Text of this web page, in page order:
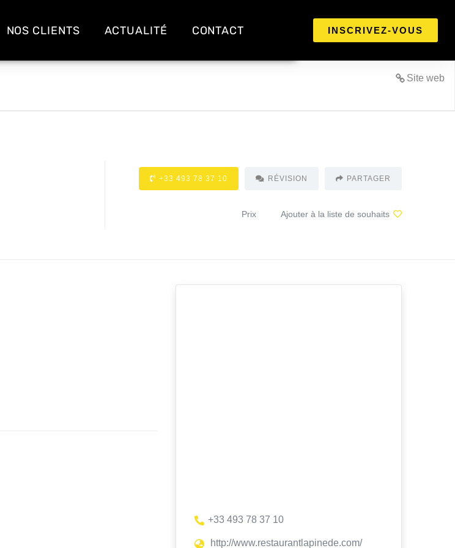
NOS CLIENTS ACTUALITÉ CONTACT INSCRIVEZ-VOUS
Site web
+33 493 78 37 10 RÉVISION PARTAGER
Prix Ajouter à la liste de souhaits
+33 493 78 37 10
http://www.restaurantlapinede.com/